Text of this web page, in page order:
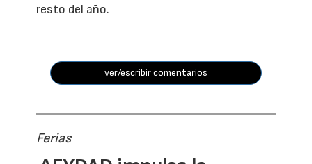
resto del año.
ver/escribir comentarios
Ferias